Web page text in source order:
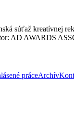
súťaž kreatívnej
AD AWARDS
práceArchív